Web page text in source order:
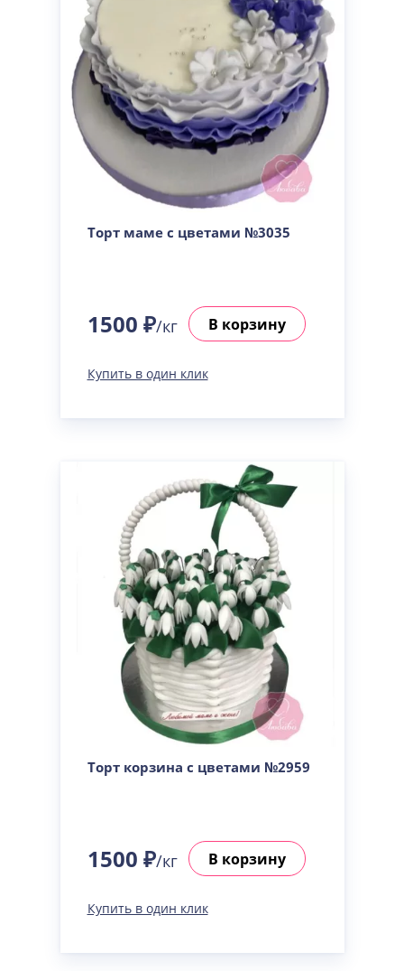
Торт маме с цветами №3035
1500 ₽/кг В корзину
Купить в один клик
Торт корзина с цветами №2959
1500 ₽/кг В корзину
Купить в один клик